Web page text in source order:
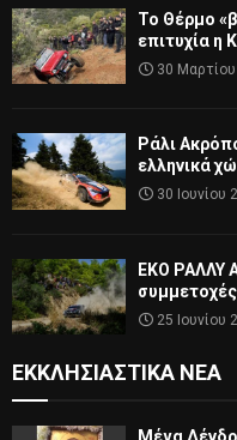
Το Θέρμο
επιτυχία η
30
Ράλι
ελληνικά
30 Ιουνίου
ΕΚΟ ΡΑΛΛΥ
25 Ιουνίου
ΕΚΚΛΗΣΙΑΣΤΙΚΆ ΝΈΑ